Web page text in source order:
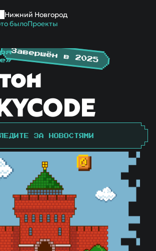
Нижний Новгород
былоПроекты
ЗА НОВОСТЯМИ